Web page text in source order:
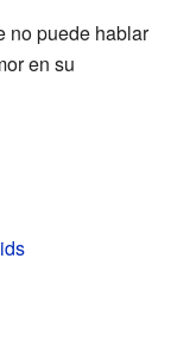
no puede hablar
en su